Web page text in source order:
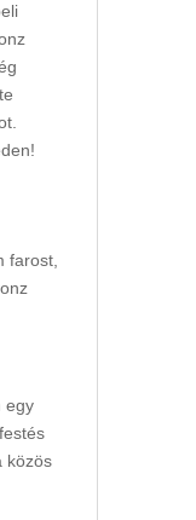
farost,
egy
közös